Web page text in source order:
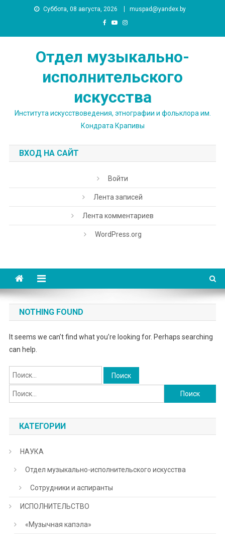
Суббота, 08 августа, 2026 muspad@yandex.by
Отдел музыкально-
исполнительского
искусства
Института искусствоведения, этнографии и фольклора им.
Кондрата Крапивы
ВХОД НА САЙТ
Войти
Лента записей
Лента комментариев
WordPress.org
NOTHING FOUND
It seems we can’t find what you’re looking for. Perhaps searching
can help.
Найти:
Найти:
КАТЕГОРИИ
НАУКА
Отдел музыкально-исполнительского искусства
Сотрудники и аспиранты
ИСПОЛНИТЕЛЬСТВО
«Музычная капэла»